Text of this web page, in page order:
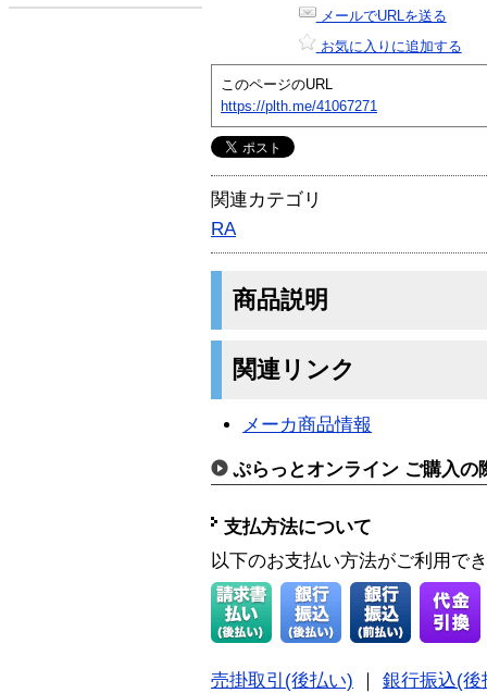
メールでURLを送る
お気に入りに追加する
このページのURL
https://plth.me/41067271
関連カテゴリ
RA
商品説明
関連リンク
メーカ商品情報
ぷらっとオンライン ご購入の
支払方法について
以下のお支払い方法がご利用で
売掛取引(後払い)
銀行振込(後